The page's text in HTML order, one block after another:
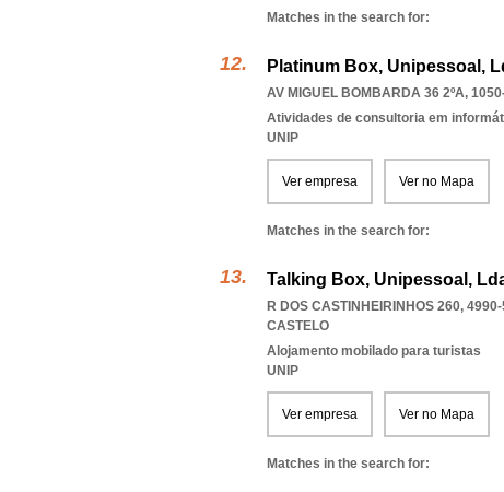
Matches in the search for:
Platinum Box, Unipessoal,
AV MIGUEL BOMBARDA 36 2ºA,
Atividades de consultoria em
UNIP
Ver empresa Ver no Mapa
Matches in the search for:
Talking Box, Unipessoal,
R DOS CASTINHEIRINHOS 260,
CASTELO
Alojamento mobilado para turistas
UNIP
Ver empresa Ver no Mapa
Matches in the search for: